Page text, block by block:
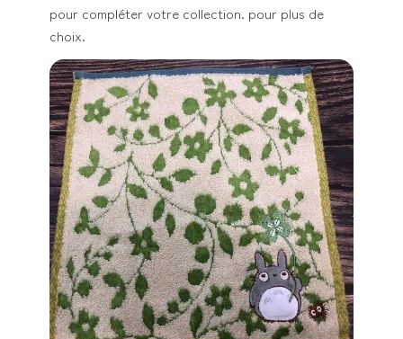
pour compléter votre collection. pour plus de
choix.